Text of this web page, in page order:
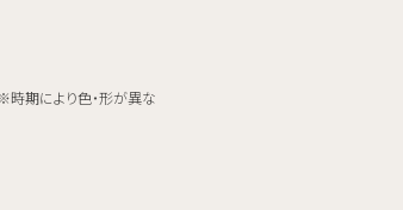
期により色・形が異な